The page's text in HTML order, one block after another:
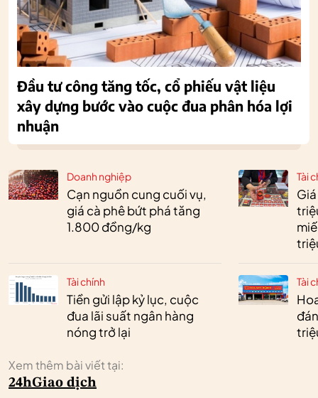
Doanh nghiệp
Cạn nguồn cung cuối vụ,
giá cà phê bứt phá tăng
1.800 đồng/kg
Tài chính
Tiền gửi lập kỷ lục, cuộc
đua lãi suất ngân hàng
nóng trở lại
Tài
Tài
Xem thêm bài viết tại:
24hGiao dịch
Đầu tư công tăng tốc, cổ phiếu vật liệu
xây dựng bước vào cuộc đua phân hóa lợi
nhuận